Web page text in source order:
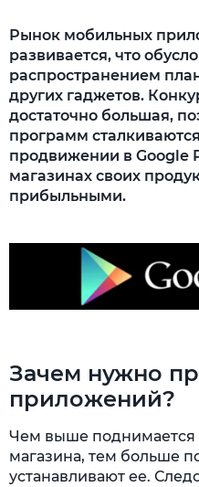
Рынок мобильных
развивается, что
распространением
других гаджетов.
достаточно большая,
программ
продвижении в Google
магазинах своих
прибыльными.
Зачем нужно
приложений?
Чем выше поднимается
магазина, тем больше
устанавливают ее.
Социализация
Применение
продвижения